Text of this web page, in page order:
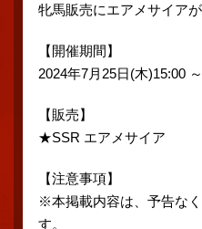
牝馬販売にエアメサイアが
【開催期間】
2024年7月25日(木)15:00
【販売】
★SSR エアメサイア
【注意事項】
※本掲載内容は、予告な
す。